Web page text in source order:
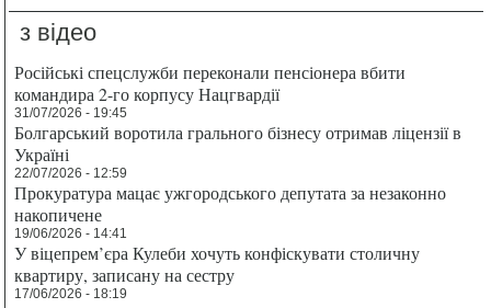
з відео
Російські спецслужби переконали пенсіонера вбити
командира 2-го корпусу Нацгвардії
31/07/2026 - 19:45
Болгарський воротила грального бізнесу отримав ліцензії в
Україні
22/07/2026 - 12:59
Прокуратура мацає ужгородського депутата за незаконно
накопичене
19/06/2026 - 14:41
У віцепрем’єра Кулеби хочуть конфіскувати столичну
квартиру, записану на сестру
17/06/2026 - 18:19